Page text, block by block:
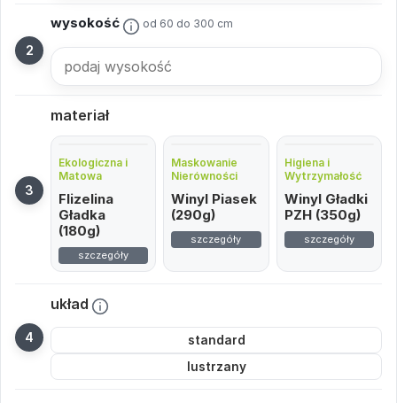
wysokość od 60 do 300 cm
materiał
Ekologiczna i
Matowa
Flizelina
Gładka
(180g)
szczegóły
Maskowanie
Nierówności
Winyl Piasek
(290g)
szczegóły
Higiena i
Wytrzymałość
Winyl Gładki
PZH (350g)
szczegóły
układ
standard
lustrzany